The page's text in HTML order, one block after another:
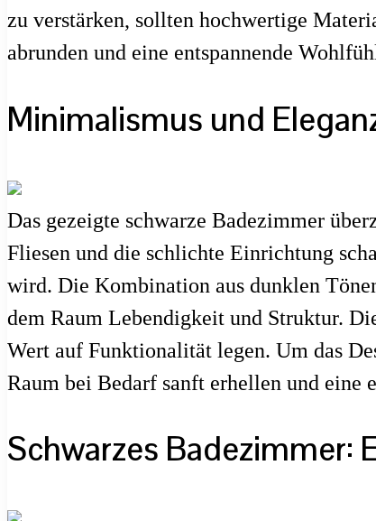
zu verstärken, sollten hochwertige
abrunden und eine entspannende
Minimalismus und
Das gezeigte schwarze Badezimmer
Fliesen und die schlichte Einrichtung
wird. Die Kombination aus dunklen
dem Raum Lebendigkeit und Struktur.
Wert auf Funktionalität legen. Um das
Raum bei Bedarf sanft erhellen und eine
Schwarzes Badezimmer: